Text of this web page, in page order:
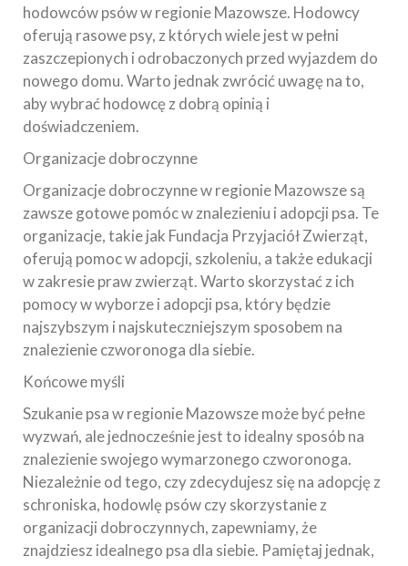
hodowców psów w regionie Mazowsze. Hodowcy
oferują rasowe psy, z których wiele jest w pełni
zaszczepionych i odrobaczonych przed wyjazdem do
nowego domu. Warto jednak zwrócić uwagę na to,
aby wybrać hodowcę z dobrą opinią i
doświadczeniem.
Organizacje dobroczynne
Organizacje dobroczynne w regionie Mazowsze są
zawsze gotowe pomóc w znalezieniu i adopcji psa. Te
organizacje, takie jak Fundacja Przyjaciół Zwierząt,
oferują pomoc w adopcji, szkoleniu, a także edukacji
w zakresie praw zwierząt. Warto skorzystać z ich
pomocy w wyborze i adopcji psa, który będzie
najszybszym i najskuteczniejszym sposobem na
znalezienie czworonoga dla siebie.
Końcowe myśli
Szukanie psa w regionie Mazowsze może być pełne
wyzwań, ale jednocześnie jest to idealny sposób na
znalezienie swojego wymarzonego czworonoga.
Niezależnie od tego, czy zdecydujesz się na adopcję z
schroniska, hodowlę psów czy skorzystanie z
organizacji dobroczynnych, zapewniamy, że
znajdziesz idealnego psa dla siebie. Pamiętaj jednak,